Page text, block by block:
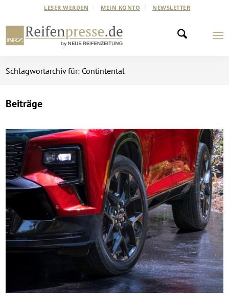
LESER WERDEN MEIN KONTO NEWSLETTER
Schlagwortarchiv für: Contintental
Beiträge